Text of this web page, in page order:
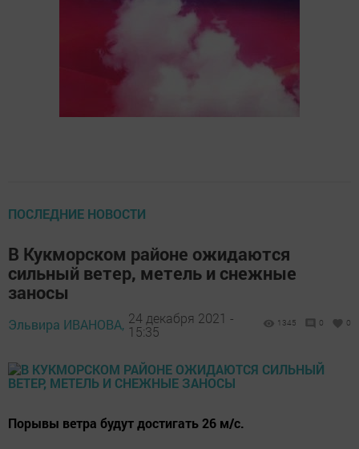
ПОСЛЕДНИЕ НОВОСТИ
В Кукморском районе ожидаются
сильный ветер, метель и снежные
заносы
Эльвира ИВАНОВА, 24 декабря 2021 -
15:35
1345 0 0
Порывы ветра будут достигать 26 м/с.